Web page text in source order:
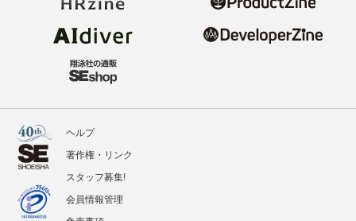
ヘルプ
著作権・リンク
スタッフ募集!
会員情報管理